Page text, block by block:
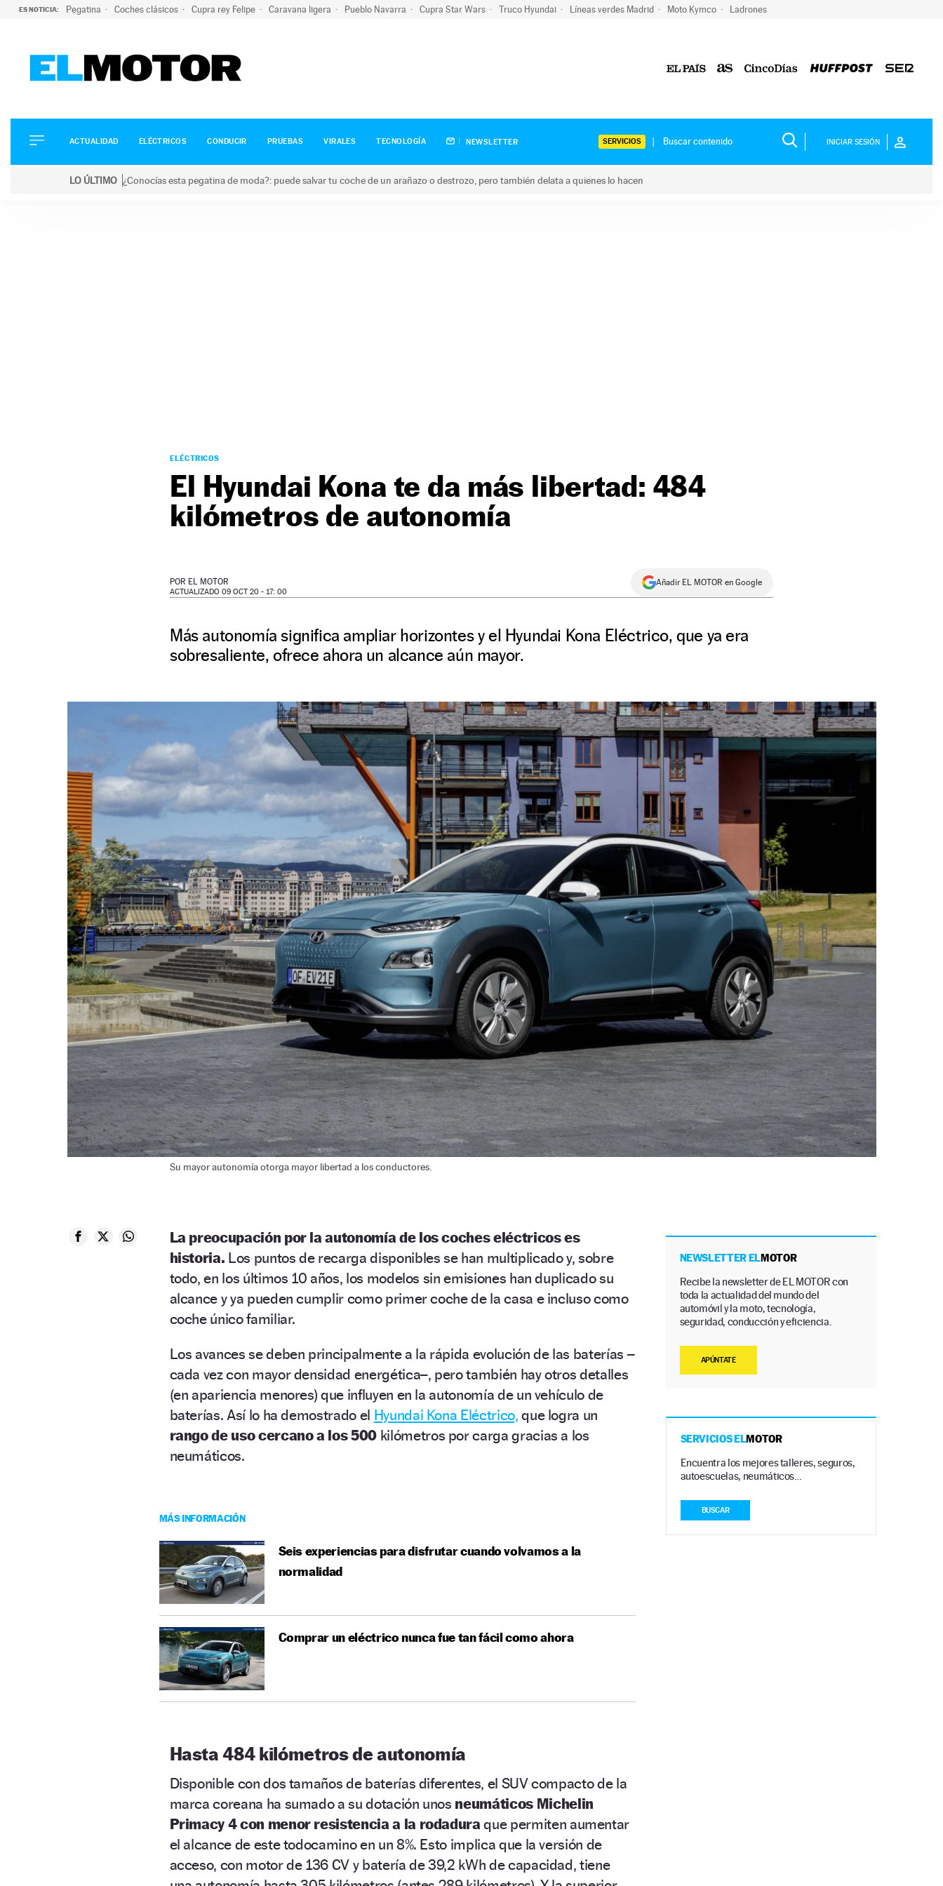
ES NOTICIA: Pegatina Coches clásicos Cupra rey Felipe Caravana ligera Pueblo Navarra Cupra Star Wars Truco Hyundai Líneas verdes Madrid Moto Kymco Ladrones
ELÉCTRICOS
CONDUCIR
ACTUALIDAD ELÉCTRICOS CONDUCIR PRUEBAS VIRALES TECNOLOGÍA NEWSLETTER SERVICIOS INICIAR SESIÓN
LO ÚLTIMO ¿Conocías esta pegatina de moda?: puede salvar tu coche de un arañazo o destrozo, pero también delata a quienes lo hacen
ELÉCTRICOS
El Hyundai Kona te da más libertad: 484
kilómetros de autonomía
POR EL MOTOR
ACTUALIZADO 09 OCT 20 - 17: 00
Añadir EL MOTOR en Google
Más autonomía significa ampliar horizontes y el Hyundai Kona Eléctrico, que ya era
sobresaliente, ofrece ahora un alcance aún mayor.
Su mayor autonomía otorga mayor libertad a los conductores.
La preocupación por la autonomía de los coches eléctricos es
historia. Los puntos de recarga disponibles se han multiplicado y, sobre
todo, en los últimos 10 años, los modelos sin emisiones han duplicado su
alcance y ya pueden cumplir como primer coche de la casa e incluso como
coche único familiar.
Los avances se deben principalmente a la rápida evolución de las baterías –
cada vez con mayor densidad energética–, pero también hay otros detalles
(en apariencia menores) que influyen en la autonomía de un vehículo de
baterías. Así lo ha demostrado el Hyundai Kona Eléctrico, que logra un
rango de uso cercano a los 500 kilómetros por carga gracias a los
neumáticos.
MÁS INFORMACIÓN
Seis experiencias para disfrutar cuando volvamos a la
normalidad
Comprar un eléctrico nunca fue tan fácil como ahora
Hasta 484 kilómetros de autonomía
Disponible con dos tamaños de baterías diferentes, el SUV compacto de la
marca coreana ha sumado a su dotación unos neumáticos Michelin
Primacy 4 con menor resistencia a la rodadura que permiten aumentar
el alcance de este todocamino en un 8%. Esto implica que la versión de
acceso, con motor de 136 CV y batería de 39,2 kWh de capacidad, tiene
NEWSLETTER ELMOTOR
Recibe la newsletter de EL MOTOR con
toda la actualidad del mundo del
automóvil y la moto, tecnología,
seguridad, conducción y eficiencia.
APÚNTATE
SERVICIOS ELMOTOR
Encuentra los mejores talleres, seguros,
autoescuelas, neumáticos…
BUSCAR